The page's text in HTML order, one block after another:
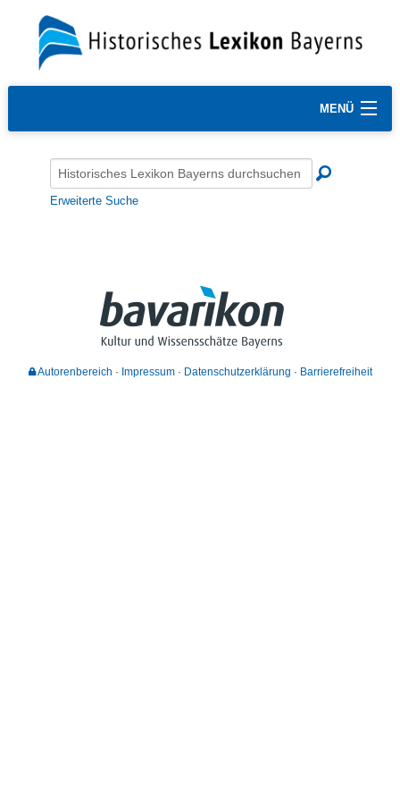
MENÜ
Erweiterte Suche
Autorenbereich Impressum Datenschutzerklärung Barrierefreiheit